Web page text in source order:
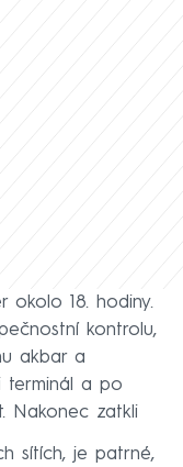
okolo 18. hodiny.
kontrolu,
akbar a
terminál a po
Nakonec zatkli
sítích, je patrné,